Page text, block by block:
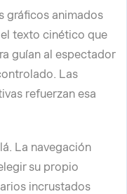
gráficos animados
texto cinético que
guían al espectador
Las
refuerzan esa
La navegación
su propio
incrustados